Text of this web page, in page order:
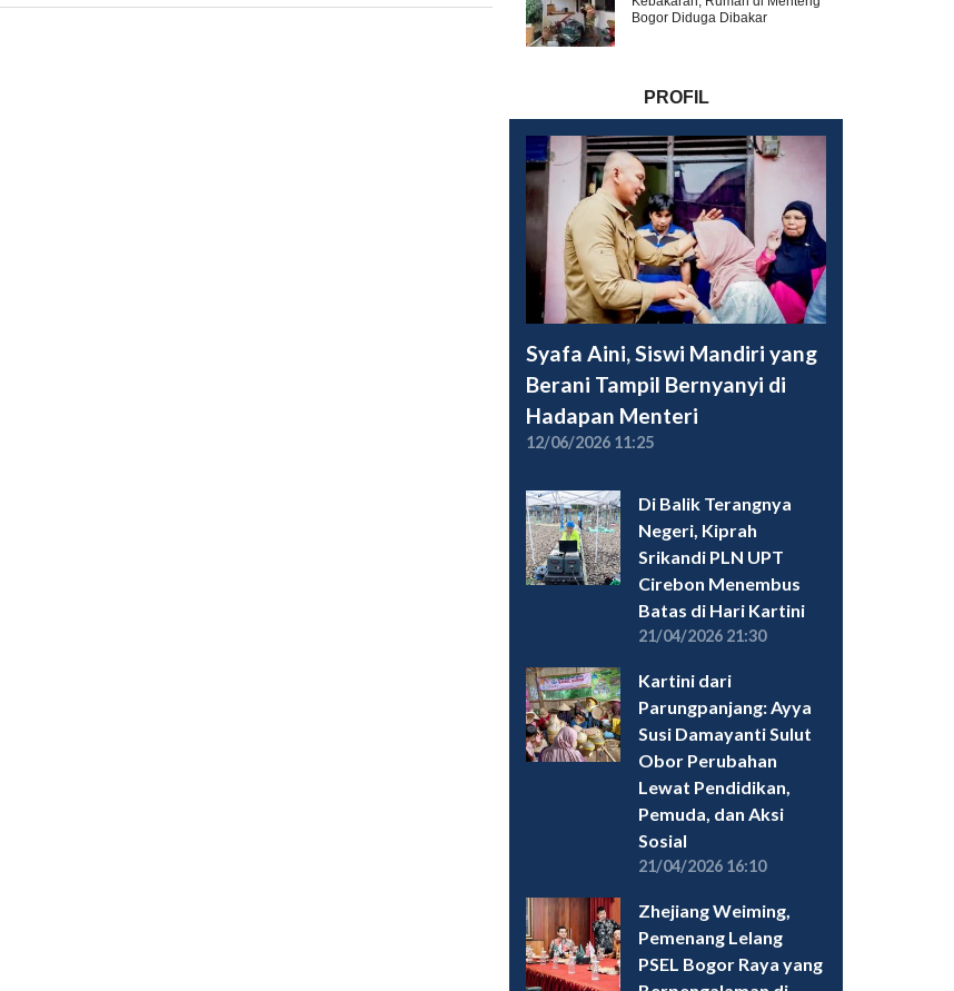
Bogor Diduga Dibakar
PROFIL
Syafa Aini, Siswi Mandiri yang
Berani Tampil Bernyanyi di
Hadapan Menteri
12/06/2026 11:25
Di Balik Terangnya
Negeri, Kiprah
Srikandi PLN UPT
Cirebon Menembus
Batas di Hari Kartini
21/04/2026 21:30
Kartini dari
Parungpanjang: Ayya
Susi Damayanti Sulut
Obor Perubahan
Lewat Pendidikan,
Pemuda, dan Aksi
Sosial
21/04/2026 16:10
Zhejiang Weiming,
Pemenang Lelang
PSEL Bogor Raya yang